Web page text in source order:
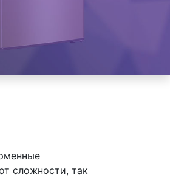
сложности, так